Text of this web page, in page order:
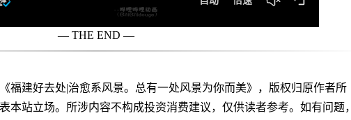
— THE END —
福建好去处|治愈系风景。总有一处风景为你而美》，版权归原作者所
本站立场。所涉内容不构成投资消费建议，仅供读者参考。如有问题，